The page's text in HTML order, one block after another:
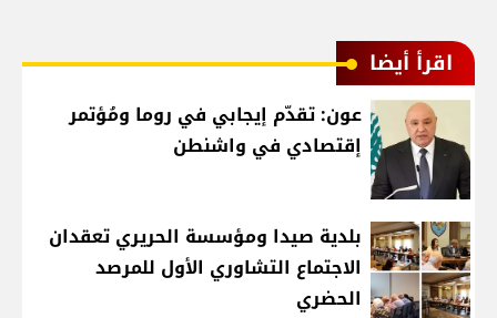
اقرأ أيضا
عون: تقدّم إيجابي في روما ومُؤتمر
إقتصادي في واشنطن
بلدية صيدا ومؤسسة الحريري تعقدان
الاجتماع التشاوري الأول للمرصد
الحضري